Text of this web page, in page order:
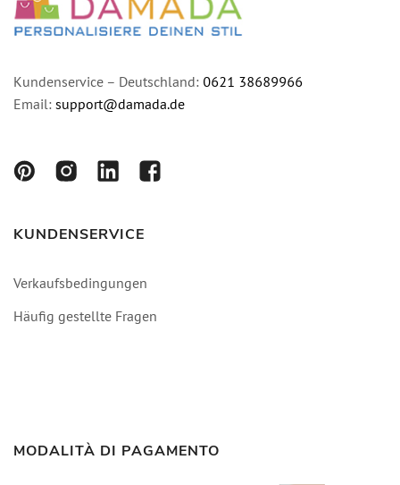
Kundenservice – Deutschland: 0621 38689966
Email: support@damada.de
KUNDENSERVICE
Verkaufsbedingungen
Häufig gestellte Fragen
MODALITÀ DI PAGAMENTO